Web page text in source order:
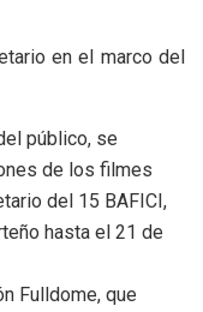
en el marco del
público, se
de los filmes
del 15 BAFICI,
hasta el 21 de
Fulldome, que